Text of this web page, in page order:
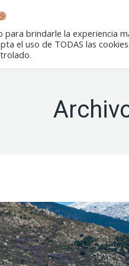
Eventos Noticias
brindarle la experiencia
el uso de TODAS las